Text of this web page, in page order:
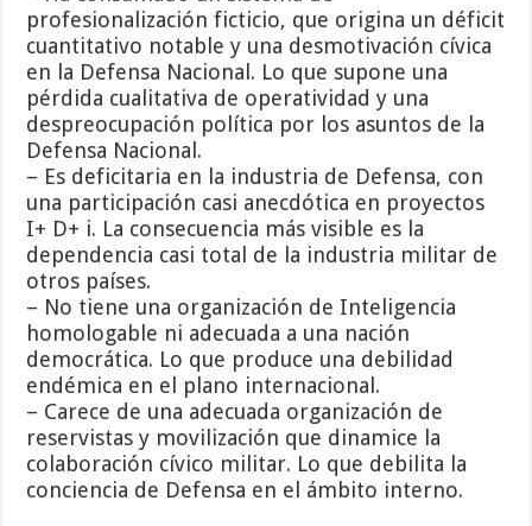
profesionalización ficticio, que origina un déficit
cuantitativo notable y una desmotivación cívica
en la Defensa Nacional. Lo que supone una
pérdida cualitativa de operatividad y una
despreocupación política por los asuntos de la
Defensa Nacional.
– Es deficitaria en la industria de Defensa, con
una participación casi anecdótica en proyectos
I+ D+ i. La consecuencia más visible es la
dependencia casi total de la industria militar de
otros países.
– No tiene una organización de Inteligencia
homologable ni adecuada a una nación
democrática. Lo que produce una debilidad
endémica en el plano internacional.
– Carece de una adecuada organización de
reservistas y movilización que dinamice la
colaboración cívico militar. Lo que debilita la
conciencia de Defensa en el ámbito interno.